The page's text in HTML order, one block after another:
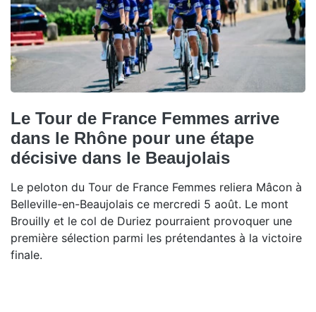
Le Tour de France Femmes arrive
dans le Rhône pour une étape
décisive dans le Beaujolais
Le peloton du Tour de France Femmes reliera Mâcon à
Belleville-en-Beaujolais ce mercredi 5 août. Le mont
Brouilly et le col de Duriez pourraient provoquer une
première sélection parmi les prétendantes à la victoire
finale.